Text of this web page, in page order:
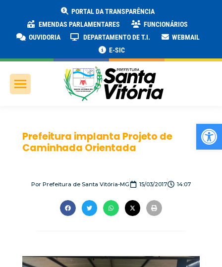
PORTAL DA TRANSPARÊNCIA
EMENDAS PARLAMENTARES
FUNCIONÁRIOS
OUVIDORIA
DEPARTAMENTO DE T.I.
WEBMAIL
E-SIC
Prefeitura implanta Projeto de
Caminhada Orientada
Por Prefeitura de Santa Vitória-MG 15/03/2017 14:07